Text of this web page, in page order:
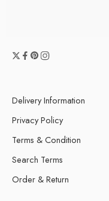
Delivery Information
Privacy Policy
Terms & Condition
Search Terms
Order & Return